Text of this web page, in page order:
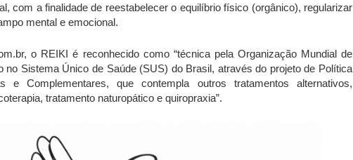
com a finalidade de reestabelecer o equilíbrio físico (orgânico), regularizar
mental e emocional.
o REIKI é reconhecido como “técnica pela Organização Mundial de
no Sistema Único de Saúde (SUS) do Brasil, através do projeto de Política
e Complementares, que contempla outros tratamentos alternativos,
tratamento naturopático e quiropraxia”.